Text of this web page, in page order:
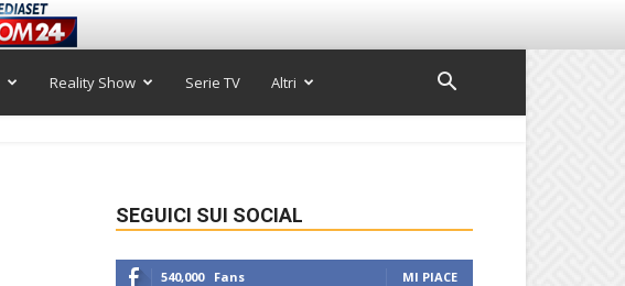
Reality Show Serie TV Altri
SEGUICI SUI SOCIAL
540,000 Fans MI PIACE